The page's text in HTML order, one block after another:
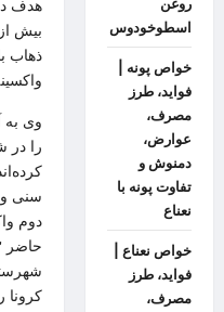
هدف
بیش از ۵۳ درصد جمعیت هدف در
ذهاب
وی به
را در
سنی و
دوم
کرونا
اسطوخودوس
خواص پونه |
فواید، طرز
مصرف،
عوارض،
دمنوش و
تفاوت پونه با
نعناع
خواص نعناع |
فواید، طرز
مصرف،